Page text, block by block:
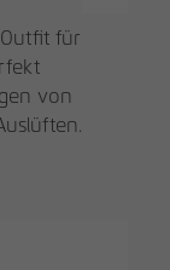
Outfit für
von